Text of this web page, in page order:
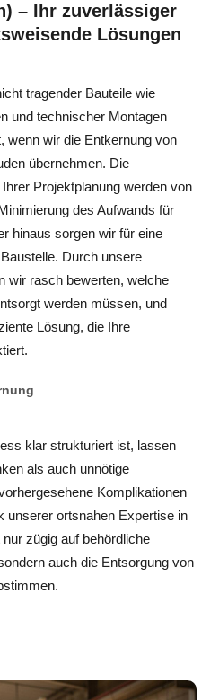
– Ihr zuverlässiger
Lösungen
tragender Bauteile wie
und technischer Montagen
wenn wir die Entkernung von
übernehmen. Die
Projektplanung werden von
des Aufwands für
hinaus sorgen wir für eine
Durch unsere
wir rasch bewerten, welche
werden müssen, und
Lösung, die Ihre
klar strukturiert ist, lassen
als auch unnötige
Komplikationen
unserer ortsnahen Expertise in
zügig auf behördliche
auch die Entsorgung von